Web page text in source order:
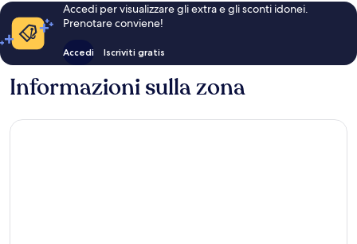
Accedi per visualizzare gli extra e gli sconti idonei.
Prenotare conviene!
Accedi Iscriviti gratis
Informazioni sulla zona